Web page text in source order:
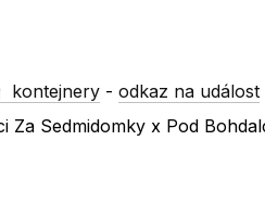
kontejnery -odkaz na událost
Za Sedmidomky x Pod